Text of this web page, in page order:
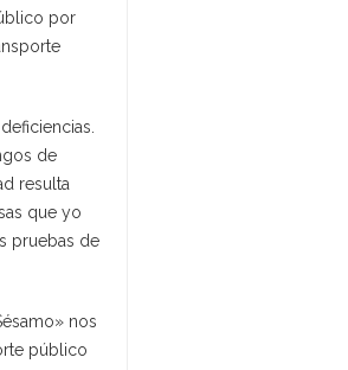
por
de
resulta
que yo
pruebas de
nos
público